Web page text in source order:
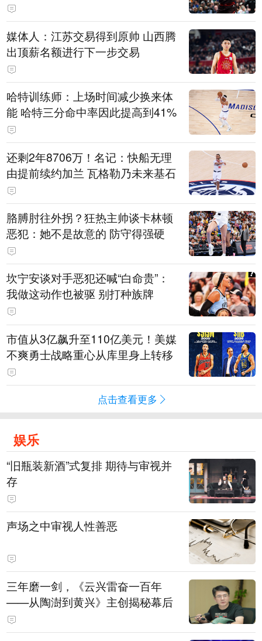
媒体人：江苏交易得到原帅 山西腾
出顶薪名额进行下一步交易
哈特训练师：上场时间减少换来体
能 哈特三分命中率因此提高到41%
还剩2年8706万！名记：快船无理
由提前续约加兰 瓦格勒乃未来基石
胳膊肘往外拐？狂热主帅谈卡林顿
恶犯：她不是故意的 防守得强硬
坎宁安谈对手恶犯还喊“白命贵”：
我做这动作也被驱 别打种族牌
市值从3亿飙升至110亿美元！美媒
不爽勇士战略重心从库里身上转移
点击查看更多
娱乐
“旧瓶装新酒”式复排 期待与审视并
存
声场之中审视人性善恶
三年磨一剑，《云兴雷奋一百年
——从陶澍到黄兴》主创揭秘幕后